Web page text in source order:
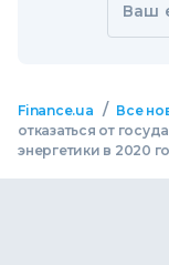
Ваш
Finance.ua / Все
отказаться от
энергетики в 2020